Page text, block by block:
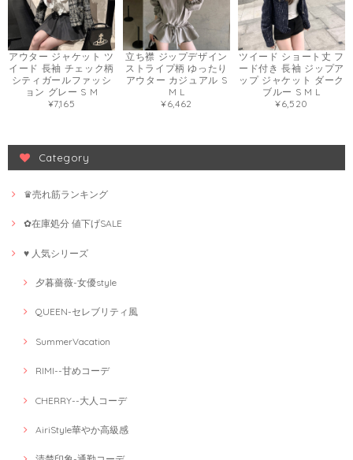
アウター ジャケット ツ
イード 長袖 チェック柄
シティガールファッシ
ョン グレー S M
¥7,165
立ち襟 ジップデザイン
ストライプ柄 ゆったり
アウター カジュアル S
M L
¥6,462
ツイード ショート丈 フ
ード付き 長袖 ジップア
ップ ジャケット ダーク
ブルー S M L
¥6,520
Category
♛売れ筋ランキング
✿在庫処分 値下げSALE
♥ 人気シリーズ
夕暮薔薇-女優style
QUEEN-セレブリティ風
SummerVacation
RIMI--甘めコーデ
CHERRY--大人コーデ
AiriStyle華やか高級感